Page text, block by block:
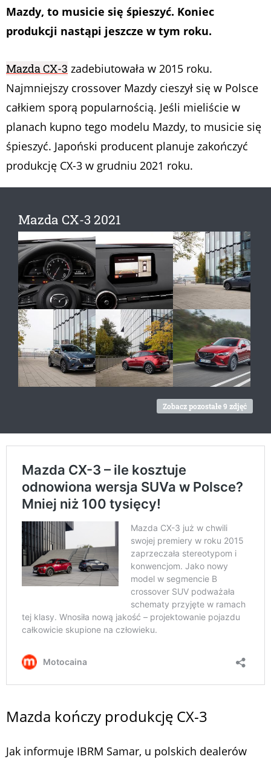
Mazdy, to musicie się śpieszyć. Koniec
produkcji nastąpi jeszcze w tym roku.
Mazda CX-3 zadebiutowała w 2015 roku.
Najmniejszy crossover Mazdy cieszył się w Polsce
całkiem sporą popularnością. Jeśli mieliście w
planach kupno tego modelu Mazdy, to musicie się
śpieszyć. Japoński producent planuje zakończyć
produkcję CX-3 w grudniu 2021 roku.
Mazda CX-3 2021
Zobacz pozostałe 9 zdjęć
Mazda kończy produkcję CX-3
Jak informuje IBRM Samar, u polskich dealerów